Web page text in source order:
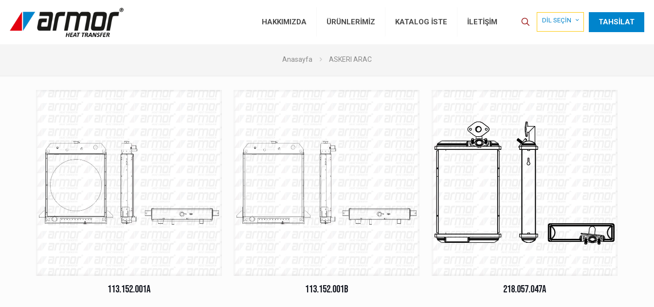
HAKKIMIZDA ÜRÜNLERİMİZ KATALOG İSTE İLETİŞİM DİL SEÇİN TAHSİLAT
Anasayfa ASKERI ARAC
113.152.001A 113.152.001B 218.057.047A